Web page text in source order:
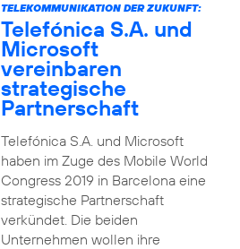
TELEKOMMUNIKATION DER ZUKUNFT:
Telefónica S.A. und
Microsoft
vereinbaren
strategische
Partnerschaft
Telefónica S.A. und Microsoft
haben im Zuge des Mobile World
Congress 2019 in Barcelona eine
strategische Partnerschaft
verkündet. Die beiden
Unternehmen wollen ihre